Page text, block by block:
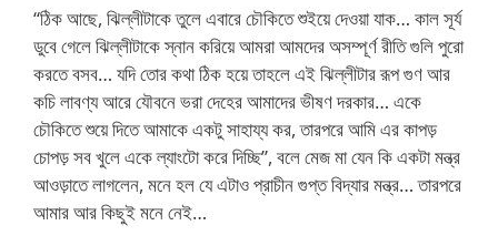
“ঠিক আছে, ঝিল্লীটাকে তুলে এবারে চৌকিতে শুইয়ে দেওয়া যাক… কাল সূর্য
ডুবে গেলে ঝিল্লীটাকে স্নান করিয়ে আমরা আমদের অসম্পূর্ণ রীতি গুলি পুরো
করতে বসব… যদি তোর কথা ঠিক হয়ে তাহলে এই ঝিল্লীটার রূপ গুণ আর
কচি লাবণ্য আরে যৌবনে ভরা দেহের আমাদের ভীষণ দরকার… একে
চৌকিতে শুয়ে দিতে আমাকে একটু সাহায্য কর, তারপরে আমি এর কাপড়
চোপড় সব খুলে একে ল্যাংটো করে দিচ্ছি”, বলে মেজ মা যেন কি একটা মন্ত্র
আওড়াতে লাগলেন, মনে হল যে এটাও প্রাচীন গুপ্ত বিদ্যার মন্ত্র… তারপরে
আমার আর কিছুই মনে নেই…